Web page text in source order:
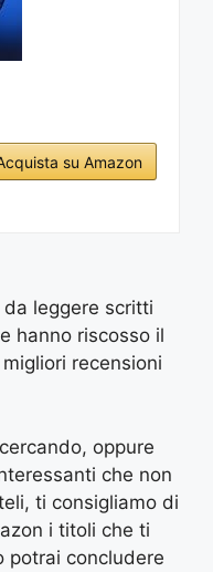
su Amazon
leggere scritti
hanno riscosso il
recensioni
oppure
che non
ti consigliamo di
i titoli che ti
potrai concludere